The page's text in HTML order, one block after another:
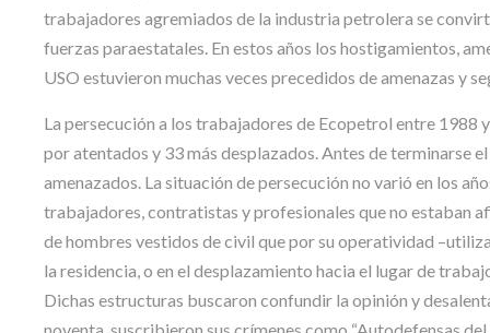
trabajadores agremiados de la industria petrolera se
fuerzas paraestatales. En estos años los hostigamientos,
USO estuvieron muchas veces precedidos de amenazas y
La persecución a los trabajadores de Ecopetrol entre 1988
por atentados y 33 más desplazados. Antes de terminarse
amenazados. La situación de persecución no varió en los
trabajadores, contratistas y profesionales que no estaban
de hombres vestidos de civil que por su operatividad
la residencia, o en el desplazamiento hacia el lugar de
Dichas estructuras buscaron confundir la opinión y